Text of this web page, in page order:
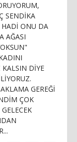
SENDİKA
HADİ ONU DA
AĞASI
DİYE
GEREĞİ
ÇOK